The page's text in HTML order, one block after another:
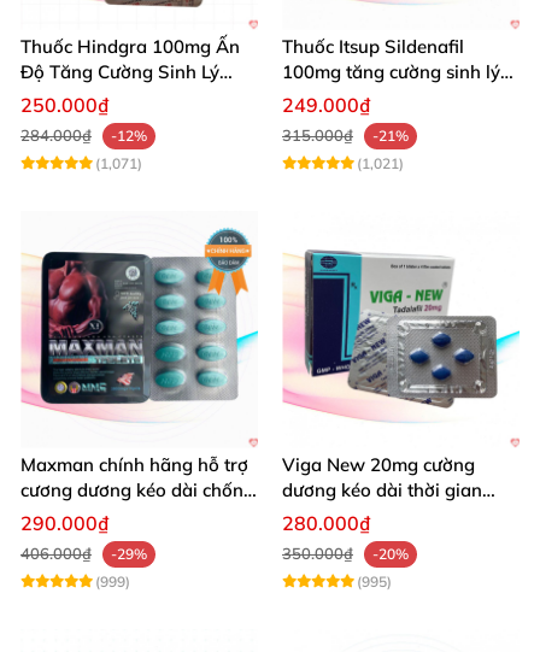
Thuốc Hindgra 100mg Ấn
Độ Tăng Cường Sinh Lý
Nam Hiệu Quả
250.000₫
284.000₫
-12%
(1,071)
Thuốc Itsup Sildenafil
100mg tăng cường sinh lý
kéo dài thời gian cho nam
249.000₫
315.000₫
-21%
(1,021)
Maxman chính hãng hỗ trợ
cương dương kéo dài chống
xuất tinh sớm 10 viên
290.000₫
406.000₫
-29%
(999)
Viga New 20mg cường
dương kéo dài thời gian
chống xuất tinh hiệu quả
280.000₫
350.000₫
-20%
(995)